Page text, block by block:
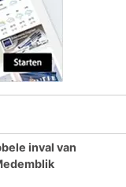
inval van